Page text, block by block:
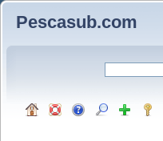
Pescasub.com